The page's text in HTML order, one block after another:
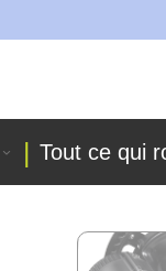
Tout ce qui